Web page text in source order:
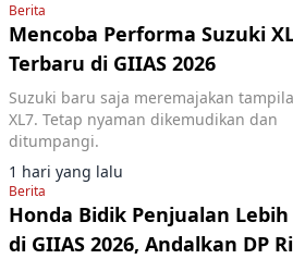
Berita
Mencoba Performa Suzuki
Terbaru di GIIAS 2026
Suzuki baru saja meremajakan
XL7. Tetap nyaman dikemudikan dan
ditumpangi.
1 hari yang lalu
Berita
Honda Bidik Penjualan Lebih
di GIIAS 2026, Andalkan DP